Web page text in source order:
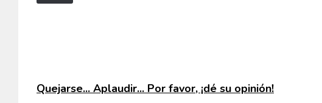
Quejarse... Aplaudir... Por favor, ¡dé su opinión!